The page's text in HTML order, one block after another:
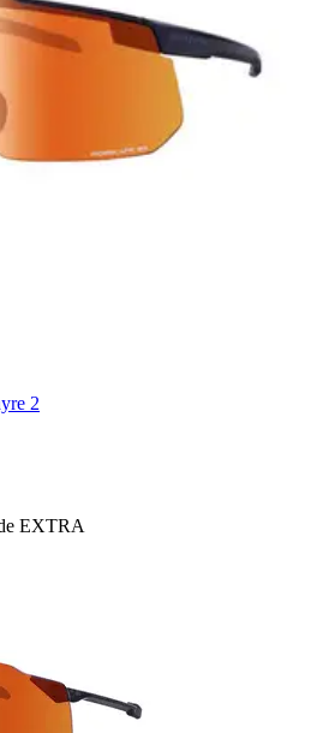
2
EXTRA